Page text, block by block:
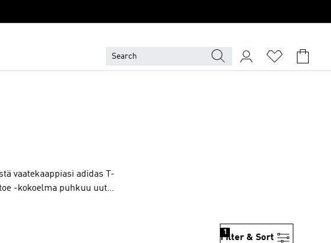
vaatekaappiasi adidas T-
-kokoelma puhkuu uutta
tennarit, jotka tunnet ja
-kengät tulevat
Filter & Sort
1